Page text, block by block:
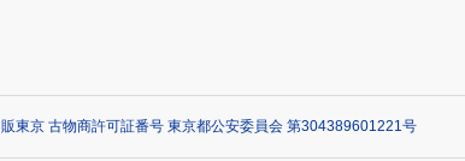
東京 古物商許可証番号 東京都公安委員会 第304389601221号